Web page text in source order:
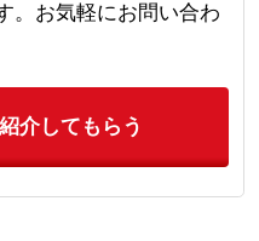
。お気軽にお問い合わ
介してもらう